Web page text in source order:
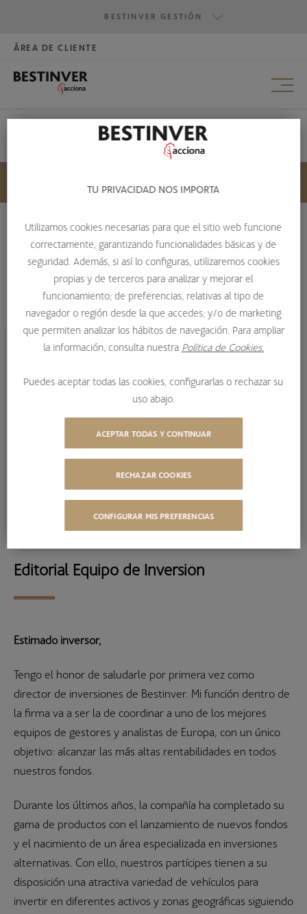
BESTINVER GESTIÓN
BESTINVER ACTIVOS INMOBILIARIOS
ÁREA DE CLIENTE
CARTA A NUESTROS INVERSORES – CUARTO TRIMESTRE 2022
MAR·2023
DIC·2022
CARTA A NUESTROS INVERSORES –
CUARTO TRIMESTRE 2022
CARTA A NUESTROS INVERSORES – CUARTO TRIMESTRE 2022
evolución de los mercados a lo largo del cuarto
Editorial Equipo de Inversión
Estimado inversor,
Tengo el honor de saludarle por primera vez como
director de inversiones de Bestinver. Mi función dentro de
la firma va a ser la de coordinar a uno de los mejores
equipos de gestores y analistas de Europa, con un único
objetivo: alcanzar las más altas rentabilidades en todos
nuestros fondos.
Durante los últimos años, la compañía ha completado su
gama de productos con el lanzamiento de nuevos fondos
y el nacimiento de un área especializada en inversiones
alternativas. Con ello, nuestros partícipes tienen a su
disposición una atractiva variedad de vehículos para
invertir en diferentes activos y zonas geográficas siguiendo
TU PRIVACIDAD NOS IMPORTA
Utilizamos cookies necesarias para que el sitio web funcione
correctamente, garantizando funcionalidades básicas y de
seguridad. Además, si así lo configuras, utilizaremos cookies
propias y de terceros para analizar y mejorar el
funcionamiento; de preferencias, relativas al tipo de
navegador o región desde la que accedes; y/o de marketing
que permiten analizar los hábitos de navegación. Para ampliar
la información, consulta nuestra Política de Cookies.
Puedes aceptar todas las cookies, configurarlas o rechazar su
uso abajo.
CONFIGURAR MIS PREFERENCIAS
RECHAZAR COOKIES
ACEPTAR TODAS Y CONTINUAR